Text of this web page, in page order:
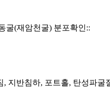
굴(재암천굴) 분포확인::
, 지반침하, 포트홀, 탄성파